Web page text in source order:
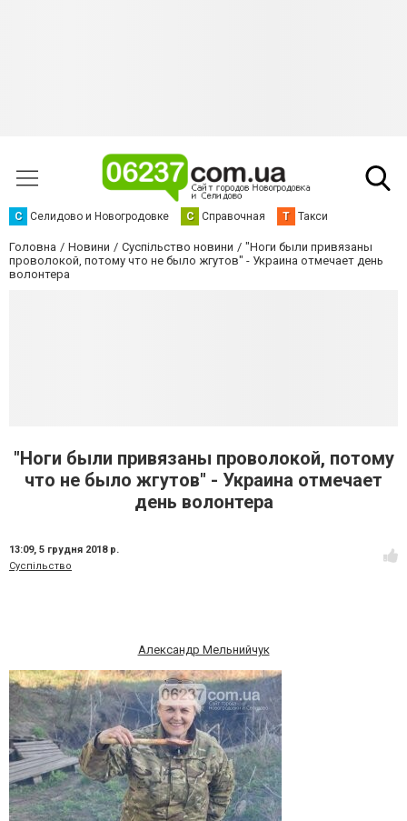
С Селидово и Новогродовке С Справочная Т Такси
Головна Новини Суспільство новини
"Ноги были привязаны
проволокой, потому что не было жгутов" - Украина отмечает день
волонтера
"Ноги были привязаны проволокой, потому
что не было жгутов" - Украина отмечает
день волонтера
13:09, 5 грудня 2018 р.
Суспільство
Александр Мельнийчук